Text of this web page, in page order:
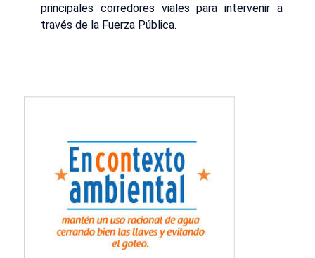
principales corredores viales para intervenir a
través de la Fuerza Pública.